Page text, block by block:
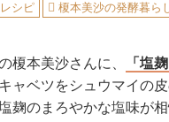
レシピ 榎本美沙の発酵暮ら
榎本美沙さんに、 「塩
ャベツをシュウマイの
麹のまろやかな塩味が